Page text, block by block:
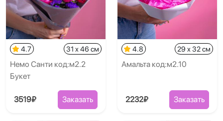
4.7 31 x 46 см
Немо Санти код:м2.2
Букет
3519₽ Заказать
4.8 29 x 32 см
Амальта код:м2.10
2232₽ Заказать